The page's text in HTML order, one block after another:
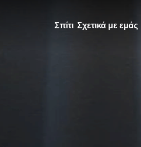
Σπίτι Σχετικά με εμάς